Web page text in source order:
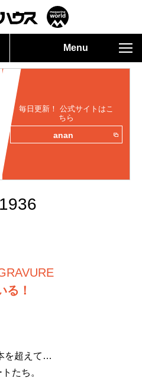
Menu
毎日更新！ 公式サイトはこ
ちら
anan
る！
を超えて…
たち。